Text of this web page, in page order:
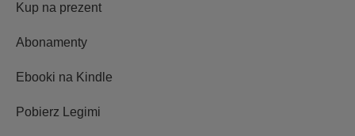
Kup na prezent
Abonamenty
Ebooki na Kindle
Pobierz Legimi